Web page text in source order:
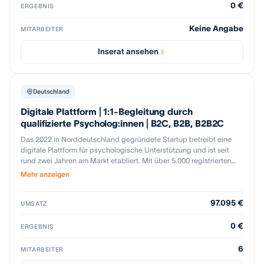
Strategische Highlights: Proprietärer Talent-Pool: Exklusiver Zugriff
Interaktionsdaten Marktführerschaft Pädagogik: Starke Position in
(Rechtsanspruch Ganztagsbetreuung ab 2026) Hohe
Ertragsqualität: ~80 % wiederkehrende Umsätze durch
gestützte Recruiting-Engine mit staatlich geförderter
Bestandskunden Käuferchance: Strategischer Erwerb für Partner
mit Vertriebsstärke, Kundenzugang oder Kapitalkraft – sofortige
Skalierung möglich, Vertikalisierung in weitere Engpassbranchen
(z. B. Handwerk) vorbereitet.
ERGEBNIS 0 €
MITARBEITER Keine Angabe
Inserat ansehen
Deutschland
Digitale Plattform | 1:1-Begleitung durch
qualifizierte Psycholog:innen | B2C, B2B, B2B2C
Das 2022 in Norddeutschland gegründete Startup betreibt eine
digitale Plattform für psychologische Unterstützung und ist seit
rund zwei Jahren am Markt etabliert. Mit über 5.000 registrierten
Nutzern, verfügt das Unternehmen über eine solide Nutzerbasis
effiziente Leistungserbringung, wobei die Beratung vollständig
Mehr anzeigen
UMSATZ 97.095 €
ERGEBNIS 0 €
MITARBEITER 6